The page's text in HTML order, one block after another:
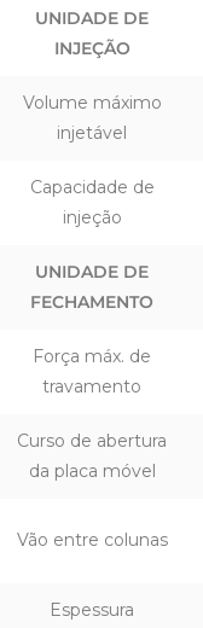
UNIDADE DE
INJEÇÃO
Volume máximo
injetável
Capacidade de
injeção
UNIDADE DE
FECHAMENTO
Força máx. de
travamento
Curso de abertura
da placa móvel
Vão entre colunas
Espessura